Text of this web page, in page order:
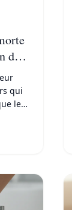
de
qui
le